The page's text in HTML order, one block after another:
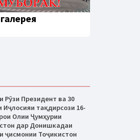
Рӯзи Президент ва 30
Иҷлосияи тақдирсози 16-
Олии Ҷумҳурии
дар Донишкадаи
ҷисмонии Тоҷикистон